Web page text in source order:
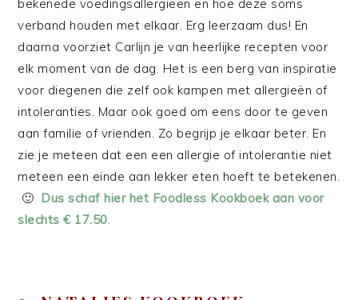
bekenede voedingsallergieën en hoe deze soms
verband houden met elkaar. Erg leerzaam dus! En
daarna voorziet Carlijn je van heerlijke recepten voor
elk moment van de dag. Het is een berg van inspiratie
voor diegenen die zelf ook kampen met allergieën of
intoleranties. Maar ook goed om eens door te geven
aan familie of vrienden. Zo begrijp je elkaar beter. En
zie je meteen dat een een allergie of intolerantie niet
meteen een einde aan lekker eten hoeft te betekenen.
🙂 Dus schaf hier het Foodless Kookboek aan voor
slechts € 17.50.